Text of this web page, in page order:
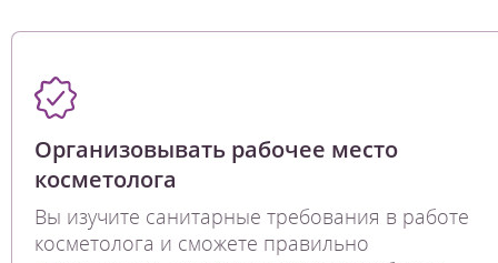
Организовывать рабочее место
косметолога
Вы изучите санитарные требования в работе
косметолога и сможете правильно